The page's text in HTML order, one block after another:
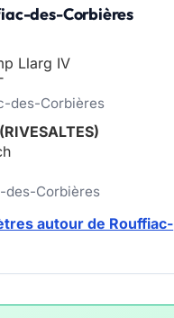
des-Corbières
Llarg IV
des-Corbières
des-Corbières
autour de Rouffiac-